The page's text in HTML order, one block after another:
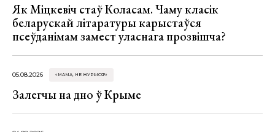
Як Міцкевіч стаў Коласам. Чаму класік
беларускай літаратуры карыстаўся
псеўданімам замест уласнага прозвішча?
05.08.2026 «МАМА, НЕ ЖУРЫСЯ!»
Залегчы на дно ў Крыме